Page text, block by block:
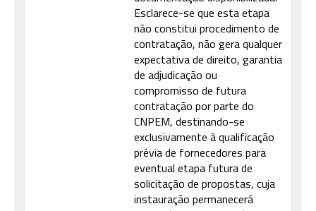
Esclarece-se que esta etapa
não constitui procedimento de
contratação, não gera qualquer
expectativa de direito, garantia
de adjudicação ou
compromisso de futura
contratação por parte do
CNPEM, destinando-se
exclusivamente à qualificação
prévia de fornecedores para
eventual etapa futura de
solicitação de propostas, cuja
instauração permanecerá